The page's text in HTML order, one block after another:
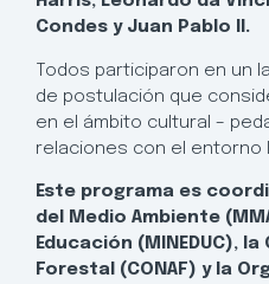
Condes y Juan Pablo II.
Todos participaron en un
de postulación que
en el ámbito cultural –
relaciones con el entorno
Este programa es
del Medio Ambiente
Educación (MINEDUC),
Forestal (CONAF) y la